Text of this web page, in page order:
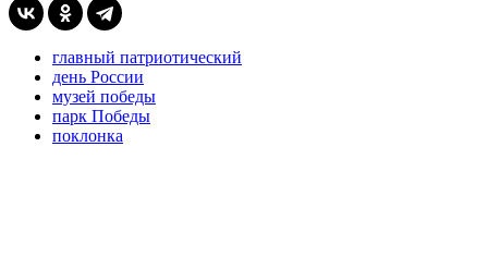
главный патриотический
день России
музей победы
парк Победы
поклонка